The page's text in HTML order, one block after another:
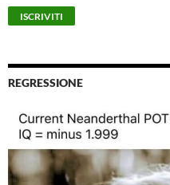
REGRESSIONE